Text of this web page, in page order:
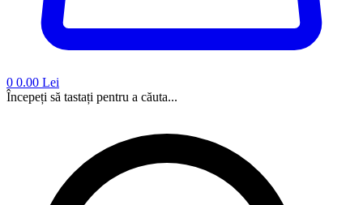
0 0.00 Lei
Începeți să tastați pentru a căuta...